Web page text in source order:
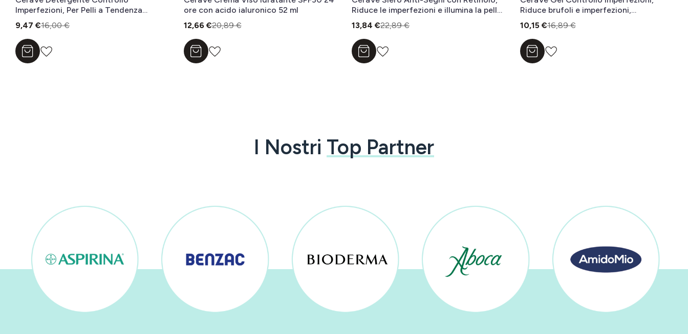
Imperfezioni, Per Pelli a Tendenza
Acneica, Con Acido Salicilico e
Tecnologia Sebo-Assorbente, 236 ml
9,47 €16,00 €
Aggiungi al carrello
ore con acido ialuronico 52 ml
12,66 €20,89 €
Aggiungi al carrello
Riduce le imperfezioni e illumina la pelle,
aiutando a ripristinare la funzione
protettiva della barriera della pelle 30
ml
13,84 €22,89 €
Aggiungi al carrello
Riduce brufoli e imperfezioni,
migliorando l’aspetto dei pori 40 ml
10,15 €16,89 €
Aggiungi al carrello
I Nostri Top Partner